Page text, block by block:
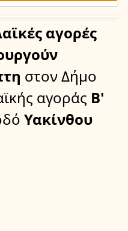
αγορές
στον Δήμο
αγοράς Β'
Υακίνθου